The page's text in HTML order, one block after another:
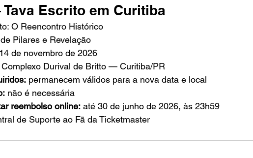
Escrito em Curitiba
O Reencontro Histórico
Pilares e Revelação
14 de novembro de 2026
Complexo Durival de Britto — Curitiba/PR
permanecem válidos para a nova data e local
não é necessária
reembolso online: até 30 de junho de 2026, às 23h59
de Suporte ao Fã da Ticketmaster